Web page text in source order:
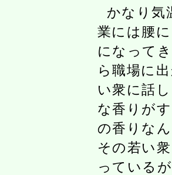
かなり気
業には腰
になって
ら職場に
い衆に話
な香りが
の香りな
その若い
っている